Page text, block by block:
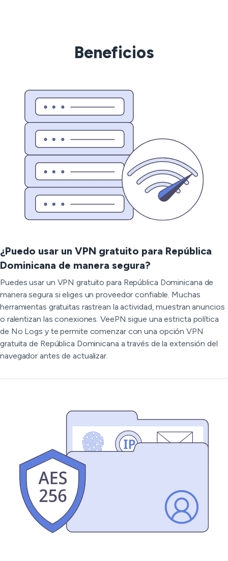
Beneficios
¿Puedo usar un VPN gratuito para República
Dominicana de manera segura?
Puedes usar un VPN gratuito para República Dominicana de
manera segura si eliges un proveedor confiable. Muchas
herramientas gratuitas rastrean la actividad, muestran anuncios
o ralentizan las conexiones. VeePN sigue una estricta política
de No Logs y te permite comenzar con una opción VPN
gratuita de República Dominicana a través de la extensión del
navegador antes de actualizar.